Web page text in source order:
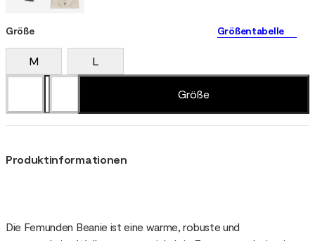
Größe Größentabelle
M L
Größe
Produktinformationen
Die Femunden Beanie ist eine warme, robuste und